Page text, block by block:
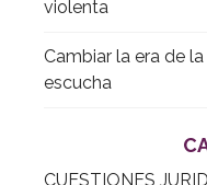
violenta
Cambiar la era de
escucha
CUESTIONES